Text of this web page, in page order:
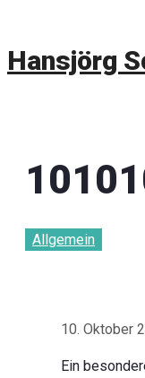
springen
Hansjörg
Allgemein
10. Oktober
Ein